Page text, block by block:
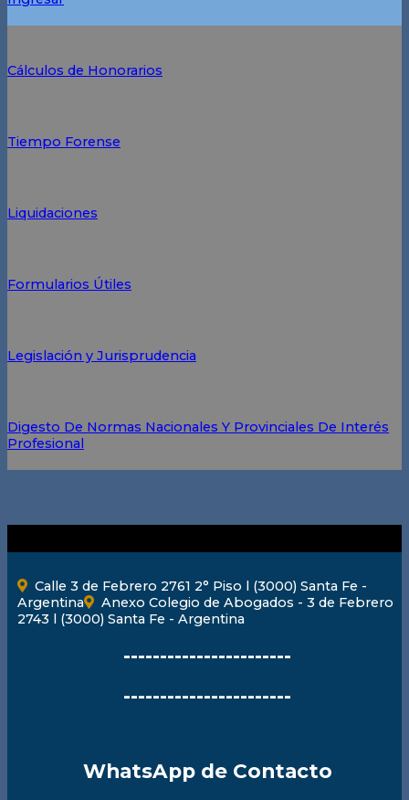
Cálculos de Honorarios
Tiempo Forense
Liquidaciones
Formularios Útiles
Legislación y Jurisprudencia
Digesto De Normas Nacionales Y Provinciales De Interés
Profesional
Calle 3 de Febrero 2761 2° Piso l (3000) Santa Fe -
Argentina
Anexo Colegio de Abogados - 3 de Febrero
2743 l (3000) Santa Fe - Argentina
-----------------------
-----------------------
WhatsApp de Contacto